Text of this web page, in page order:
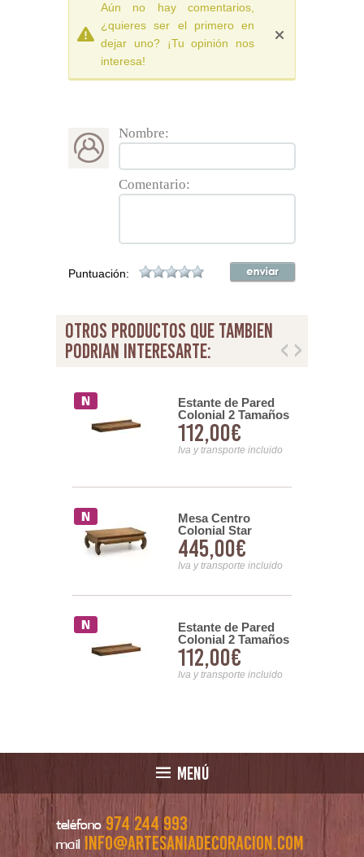
Aún no hay comentarios,
¿quieres ser el primero en
dejar uno? ¡Tu opinión nos
interesa!
Nombre:
Comentario:
Puntuación:
otros productos que tambien
podrian interesarte:
Estante de Pared
Colonial 2 Tamaños
Serie Star
112,00€
Iva y transporte incluido
Mesa Centro
Colonial Star
Opium de 125
445,00€
Iva y transporte incluido
Estante de Pared
Colonial 2 Tamaños
Serie Star
112,00€
Iva y transporte incluido
MENÚ
teléfono 974 244 993
mail info@artesaniadecoracion.com